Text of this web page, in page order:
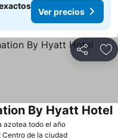
Ver precios
Compartir
azotea todo el año
By Hyatt Hotel
Centro de la ciudad